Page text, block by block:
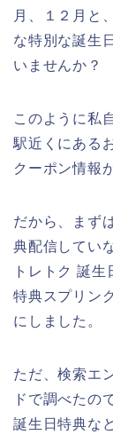
月、１２月と
な特別な誕生
いませんか？
このように私
駅近くにある
クーポン情報
だから、まず
典配信してい
トレトク 誕
特典スプリン
にしました。
ただ、検索エ
ドで調べたの
誕生日特典な